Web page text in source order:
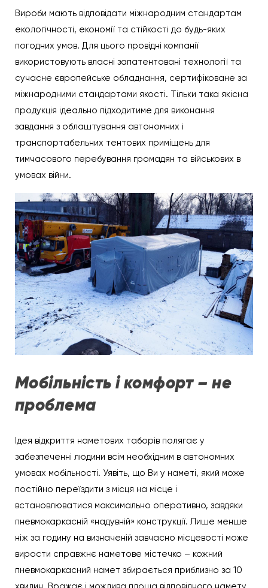
Вироби мають відповідати міжнародним стандартам
екологічності, економії та стійкості до будь-яких
погодних умов. Для цього провідні компанії
використовують власні запатентовані технології та
сучасне європейське обладнання, сертифіковане за
міжнародними стандартами якості. Тільки така якісна
продукція ідеально підходитиме для виконання
завдання з облаштування автономних і
транспортабельних тентових приміщень для
тимчасового перебування громадян та військових в
умовах війни.
Мобільність і комфорт – не
проблема
Ідея відкриття наметових таборів полягає у
забезпеченні людини всім необхідним в автономних
умовах мобільності. Уявіть, що Ви у наметі, який може
постійно переїздити з місця на місце і
встановлюватися максимально оперативно, завдяки
пневмокаркасній «надувній» конструкції. Лише менше
ніж за годину на визначеній завчасно місцевості може
вирости справжнє наметове містечко – кожний
пневмокаркасний намет збирається приблизно за 10